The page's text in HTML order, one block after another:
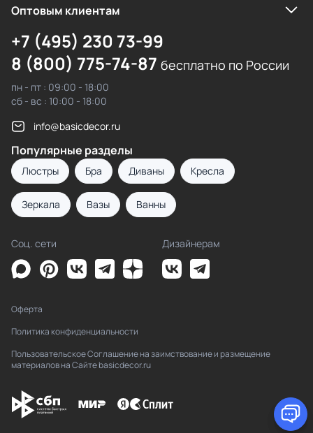
Оптовым клиентам
+7 (495) 230 73-99
8 (800) 775-74-87 бесплатно по России
пн - пт : 09:00 - 18:00
сб - вс : 10:00 - 18:00
info@basicdecor.ru
Популярные разделы
Люстры Бра Диваны Кресла
Зеркала Вазы Ванны
Соц. сети Дизайнерам
Оферта
Политика конфиденциальности
Пользовательское Соглашение на заимствование и размещение
материалов на Сайте basicdecor.ru